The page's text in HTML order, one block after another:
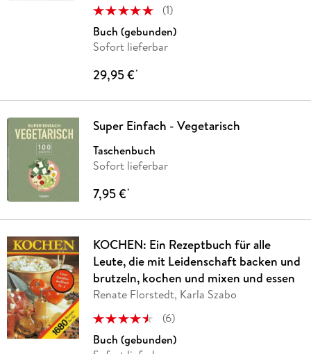
(1)
Buch (gebunden)
Sofort lieferbar
29,95 €*
Super Einfach - Vegetarisch
Taschenbuch
Sofort lieferbar
7,95 €*
KOCHEN: Ein Rezeptbuch für alle
Leute, die mit Leidenschaft backen und
brutzeln, kochen und mixen und essen
Renate Florstedt, Karla Szabo
(6)
Buch (gebunden)